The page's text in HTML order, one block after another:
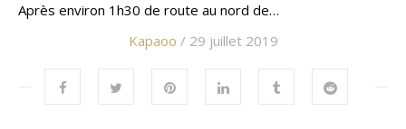
Après environ 1h30 de route au nord de…
Kapaoo / 29 juillet 2019